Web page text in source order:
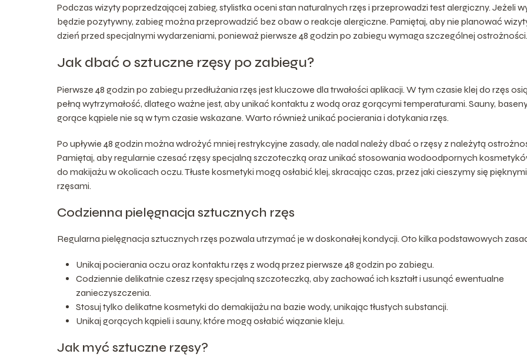
Podczas wizyty poprzedzającej zabieg, stylistka oceni stan naturalnych rzęs i przeprowadzi test alergiczny. Jeżeli
będzie pozytywny, zabieg można przeprowadzić bez obaw o reakcje alergiczne. Pamiętaj, aby nie planować
dzień przed specjalnymi wydarzeniami, ponieważ pierwsze 48 godzin po zabiegu wymaga szczególnej ostrożności.
Jak dbać o sztuczne rzęsy po zabiegu?
Pierwsze 48 godzin po zabiegu przedłużania rzęs jest kluczowe dla trwałości aplikacji. W tym czasie klej do rzęs
pełną wytrzymałość, dlatego ważne jest, aby unikać kontaktu z wodą oraz gorącymi temperaturami. Sauny,
gorące kąpiele nie są w tym czasie wskazane. Warto również unikać pocierania i dotykania rzęs.
Po upływie 48 godzin można wdrożyć mniej restrykcyjne zasady, ale nadal należy dbać o rzęsy z należytą
Pamiętaj, aby regularnie czesać rzęsy specjalną szczoteczką oraz unikać stosowania wodoodpornych
do makijażu w okolicach oczu. Tłuste kosmetyki mogą osłabić klej, skracając czas, przez jaki cieszymy się pięknymi
rzęsami.
Codzienna pielęgnacja sztucznych rzęs
Regularna pielęgnacja sztucznych rzęs pozwala utrzymać je w doskonałej kondycji. Oto kilka podstawowych
Unikaj pocierania oczu oraz kontaktu rzęs z wodą przez pierwsze 48 godzin po zabiegu.
Codziennie delikatnie czesz rzęsy specjalną szczoteczką, aby zachować ich kształt i usunąć ewentualne
zanieczyszczenia.
Stosuj tylko delikatne kosmetyki do demakijażu na bazie wody, unikając tłustych substancji.
Unikaj gorących kąpieli i sauny, które mogą osłabić wiązanie kleju.
Jak myć sztuczne rzęsy?